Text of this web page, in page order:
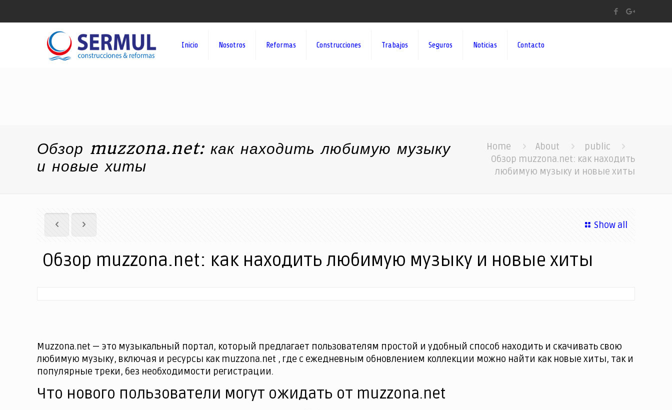
Inicio Nosotros Reformas Construcciones Trabajos Seguros Noticias Contacto
Обзор muzzona.net: как находить любимую музыку
и новые хиты
Home About
public
Обзор muzzona.net: как находить
любимую музыку и новые хиты
Show all
Обзор muzzona.net: как находить любимую музыку и новые хиты
Muzzona.net — это музыкальный портал, который предлагает пользователям простой и удобный способ находить и скачивать свою
любимую музыку, включая и ресурсы как muzzona.net , где с ежедневным обновлением коллекции можно найти как новые хиты, так и
популярные треки, без необходимости регистрации.
Что нового пользователи могут ожидать от muzzona.net